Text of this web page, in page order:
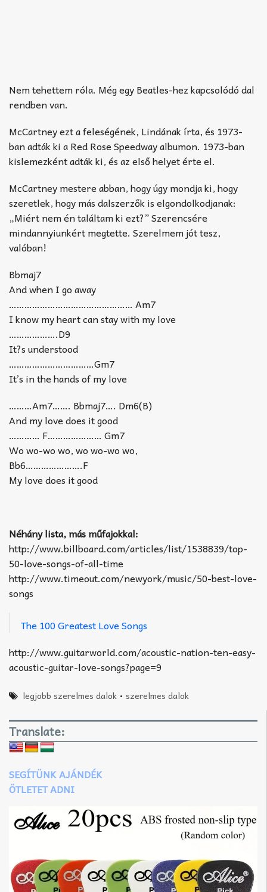
Nem tehettem róla. Még egy Beatles-hez kapcsolódó dal
rendben van.
McCartney ezt a feleségének, Lindának írta, és 1973-
ban adták ki a Red Rose Speedway albumon. 1973-ban
kislemezként adták ki, és az első helyet érte el.
McCartney mestere abban, hogy úgy mondja ki, hogy
szeretlek, hogy más dalszerzők is elgondolkodjanak:
„Miért nem én találtam ki ezt?” Szerencsére
mindannyiunkért megtette. Szerelmem jót tesz,
valóban!
Bbmaj7
And when I go away
………………………………………… Am7
I know my heart can stay with my love
……………….D9
It?s understood
……………………………Gm7
It’s in the hands of my love
………Am7……. Bbmaj7…. Dm6(B)
And my love does it good
………… F………………… Gm7
Wo wo-wo wo, wo wo-wo wo,
Bb6………………….F
My love does it good
Néhány lista, más műfajokkal:
http://www.billboard.com/articles/list/1538839/top-
50-love-songs-of-all-time
http://www.timeout.com/newyork/music/50-best-love-
songs
The 100 Greatest Love Songs
http://www.guitarworld.com/acoustic-nation-ten-easy-
acoustic-guitar-love-songs?page=9
legjobb szerelmes dalok •szerelmes dalok
Translate:
SEGÍTÜNK AJÁNDÉK
ÖTLETET ADNI